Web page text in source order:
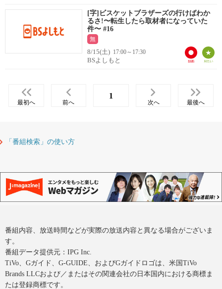
[字]ビスケットブラザーズの行けばわか
るさ!〜転生したら取材者になっていた
件〜 #16
無
8/15(土) 17:00～17:30
BSよしもと
最初へ 前へ
1
次へ 最後へ
「番組検索」の使い方
番組内容、放送時間などが実際の放送内容と異なる場合がございま
す。
番組データ提供元：IPG Inc.
TiVo、Gガイド、G-GUIDE、およびGガイドロゴは、米国TiVo
Brands LLCおよび／またはその関連会社の日本国内における商標ま
たは登録商標です。